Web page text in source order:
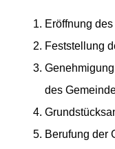
Eröffnung
Feststellung
des
Berufung der